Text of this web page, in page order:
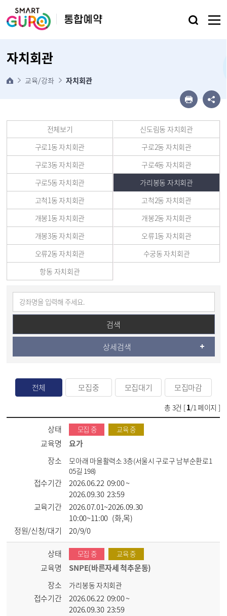
자치회관
교육/강좌 자치회관
전체보기
신도림동 자치회관
구로1동 자치회관
구로2동 자치회관
구로3동 자치회관
구로4동 자치회관
구로5동 자치회관
가리봉동 자치회관
고척1동 자치회관
고척2동 자치회관
개봉1동 자치회관
개봉2동 자치회관
개봉3동 자치회관
오류1동 자치회관
오류2동 자치회관
수궁동 자치회관
항동 자치회관
검색
상세검색
전체 모집중 모집대기 모집마감
총 3건 [1/1 페이지 ]
상태 모집 중 교육 중
교육명
요가
장소
모아래 마을활력소 3층(서울시 구로구 남부순환로1
05길 198)
접수기간
2026.06.22 09:00 ~
2026.09.30 23:59
교육기간
2026.07.01~2026.09.30
10:00~11:00 (화,목)
정원/신청/대기
20/9/0
상태 모집 중 교육 중
교육명
SNPE(바른자세 척추운동)
장소
가리봉동 자치회관
접수기간
2026.06.22 09:00 ~
2026.09.30 23:59